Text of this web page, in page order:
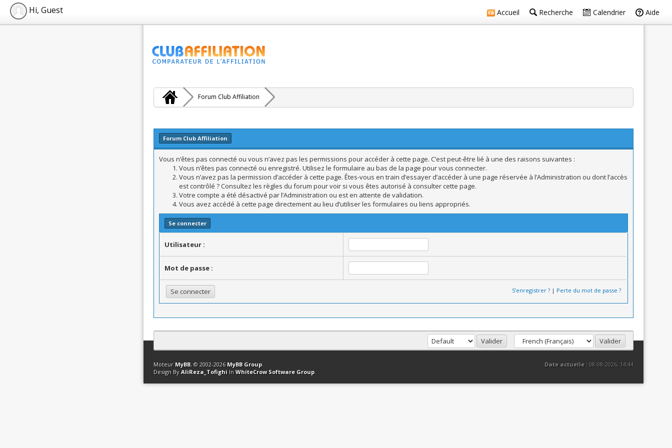
Accueil Recherche Calendrier Aide
Hi, Guest
Forum Club Affiliation
Forum Club Affiliation
Vous n’êtes pas connecté ou vous n’avez pas les permissions pour accéder à cette page. C’est peut-être lié à une des raisons suivantes :
Vous n’êtes pas connecté ou enregistré. Utilisez le formulaire au bas de la page pour vous connecter.
Vous n’avez pas la permission d’accéder à cette page. Êtes-vous en train d’essayer d’accéder à une page réservée à l’Administration ou dont l’accès
est contrôlé ? Consultez les règles du forum pour voir si vous êtes autorisé à consulter cette page.
Votre compte a été désactivé par l’Administration ou est en attente de validation.
Vous avez accédé à cette page directement au lieu d’utiliser les formulaires ou liens appropriés.
Se connecter
Utilisateur :
Mot de passe :
S’enregistrer ? | Perte du mot de passe ?
Contact Club Affiliation Retourner en haut Version bas-débit (Archivé) Syndication RSS
Date actuelle :08-08-2026, 14:44
Moteur MyBB, © 2002-2026 MyBB Group.
Design By AliReza_Tofighi In WhiteCrow Software Group.